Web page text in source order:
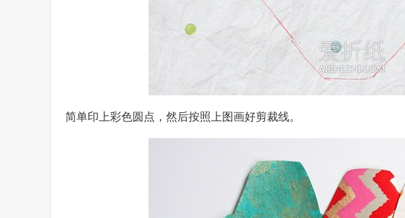
简单印上彩色圆点，然后按照上图画好剪裁线。